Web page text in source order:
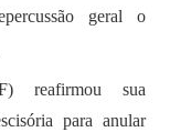
geral o
reafirmou sua
para anular